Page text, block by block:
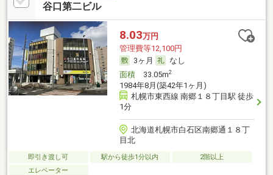
谷口第二ビル
8.03万円
管理費等12,100円
3ヶ月
なし
面積33.05m2
1984年8月(築42年1ヶ月)
札幌市東西線 南郷１８丁目駅 徒歩
1分
北海道札幌市白石区南郷通１８丁
目北
即引き渡し可 駅から徒歩1分以内
2階以上
エレベーター